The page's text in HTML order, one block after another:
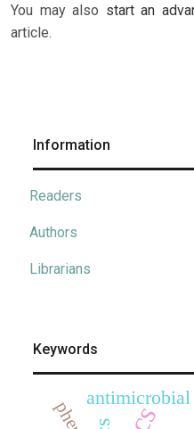
You may also start an
article.
Information
Readers
Authors
Librarians
Keywords
antimicrobial